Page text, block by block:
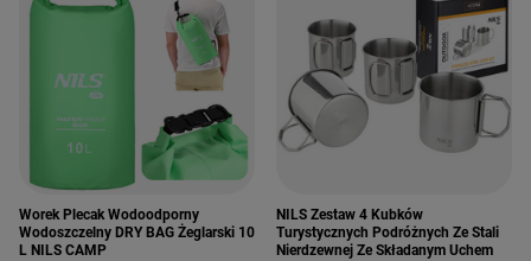
Worek Plecak Wodoodporny
Wodoszczelny DRY BAG Żeglarski 10
L NILS CAMP
NILS Zestaw 4 Kubków
Turystycznych Podróżnych Ze Stali
Nierdzewnej Ze Składanym Uchem